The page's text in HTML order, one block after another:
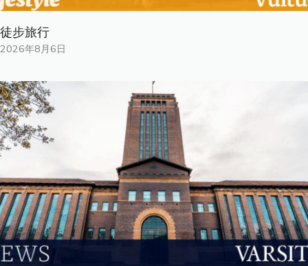
徒步旅行
2026年8月6日